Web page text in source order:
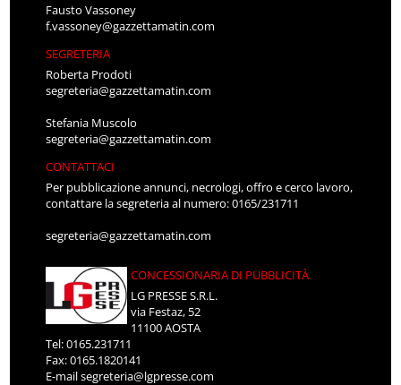
Fausto Vassoney
f.vassoney@gazzettamatin.com
SEGRETERIA
Roberta Prodoti
segreteria@gazzettamatin.com
Stefania Muscolo
segreteria@gazzettamatin.com
CONTATTACI
Per pubblicazione annunci, necrologi, offro e cerco lavoro,
contattare la segreteria al numero: 0165/231711
segreteria@gazzettamatin.com
CONCESSIONARIA DI PUBBLICITÀ
LG PRESSE S.R.L.
via Festaz, 52
11100 AOSTA
Tel: 0165.231711
Fax: 0165.1820141
E-mailsegreteria@lgpresse.com